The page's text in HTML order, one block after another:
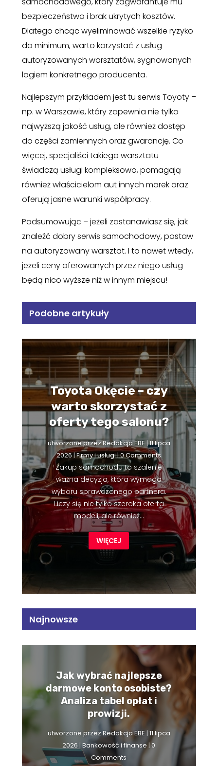
bezpieczeństwo i brak ukrytych kosztów.
Dlatego chcąc wyeliminować wszelkie ryzyko
do minimum, warto korzystać z usług
autoryzowanych warsztatów, sygnowanych
logiem konkretnego producenta.
Najlepszym przykładem jest tu serwis Toyoty–
np. w Warszawie, który zapewnia nie tylko
najwyższą jakość usług, ale również dostęp
do części zamiennych oraz gwarancję. Co
więcej, specjaliści takiego warsztatu
świadczą usługi kompleksowo, pomagają
również właścicielom aut innych marek oraz
oferują jasne warunki współpracy.
Podsumowując – jeżeli zastanawiasz się, jak
znaleźć dobry serwis samochodowy, postaw
na autoryzowany warsztat. I to nawet wtedy,
jeżeli ceny oferowanych przez niego usług
będą nico wyższe niż w innym miejscu!
Podobne artykuły
Toyota Okęcie – czy
warto skorzystać z
oferty tego salonu?
utworzone przezRedakcja EBE|11 lipca
2026|Firmy i usługi| 0 Comments
Zakup samochodu to szalenie
ważna decyzja, która wymaga
wyboru sprawdzonego partnera.
Liczy się nie tylko szeroka oferta
modeli, ale również...
WIĘCEJ
Najnowsze
Jak wybrać najlepsze
darmowe konto osobiste?
Analiza tabel opłat i
prowizji.
utworzone przezRedakcja EBE | 11 lipca
2026 |Bankowość i finanse | 0
Comments